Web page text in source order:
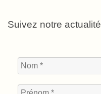
Suivez notre actualité